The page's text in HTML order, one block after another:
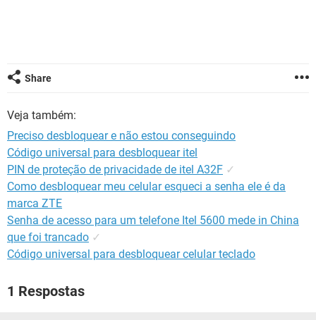
Share
Veja também:
Preciso desbloquear e não estou conseguindo
Código universal para desbloquear itel
PIN de proteção de privacidade de itel A32F ✓
Como desbloquear meu celular esqueci a senha ele é da
marca ZTE
Senha de acesso para um telefone Itel 5600 mede in China
que foi trancado ✓
Código universal para desbloquear celular teclado
1 Respostas